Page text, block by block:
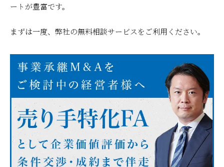
ートが豊富です。
まずは一度、弊社の無料相談サービスをご利用ください。